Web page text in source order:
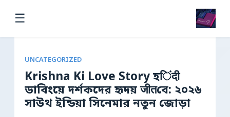
☰
UNCATEGORIZED
Krishna Ki Love Story হिंदी
ডাবিংয়ে দর্শকদের হৃদয় जीतবে: ২০২৬
সাউথ ইন্ডিয়া সিনেমার নতুন জোড়া